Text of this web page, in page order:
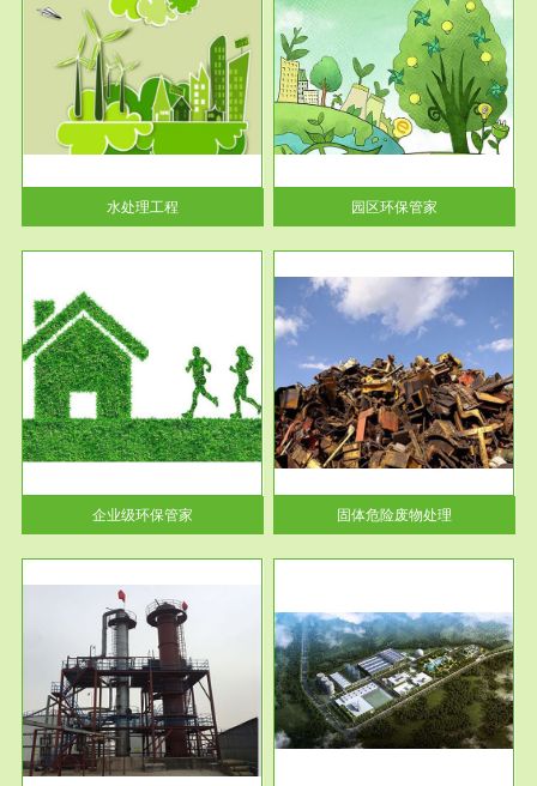
水处理工程
服务范围
园区环保管家
2016 年 4 月，环保部下发《关
于积极发挥环境保护作用促进供
给侧结...
园区环保管家
企业级环保管家
服务范围
固体危险废物处理
固体废物解释：固体废物是指人
们在生产建设、日常生活和其他
活动中...
固体危险废物处理
服务范围
市政固废处理
蔚蓝生态环境科技所从事的市政
废物处理业务包括市政废物的处